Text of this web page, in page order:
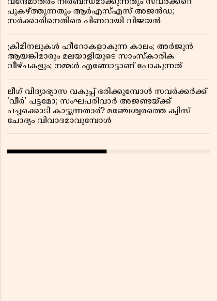
വന്ദേമാതരം നിർബന്ധമാക്കുന്നതും സവർക്കറെ
പുകഴ്ത്തുന്നതും ആർഎസ്എസ് അജൻഡ;
സർക്കാരിനെതിരെ പിണറായി വിജയൻ
ക്രിമിനലുകൾ ഹീറോകളാകുന്ന കാലം; അർജുൻ
ആയങ്കിമാരും മലയാളിയുടെ സാംസ്കാരിക
വീഴ്ചകളും; നമ്മൾ എങ്ങോട്ടാണ് പോകുന്നത്
ലീഗ് വിദ്യാഭ്യാസ വകുപ്പ് ഭരിക്കുമ്പോൾ സവർക്കർക്ക്
'വീർ' പട്ടമോ; സംഘപരിവാർ അജണ്ടയ്ക്ക്
പച്ചക്കൊടി കാട്ടുന്നതാര്? മഞ്ചേശ്വരത്തെ ക്വിസ്
ചോദ്യം വിവാദമാവുമ്പോൾ